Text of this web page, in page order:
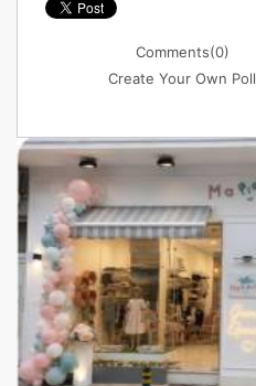
Comments(0)
Create Your Own Poll